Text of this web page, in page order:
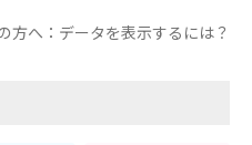
方へ：データを表示するには？